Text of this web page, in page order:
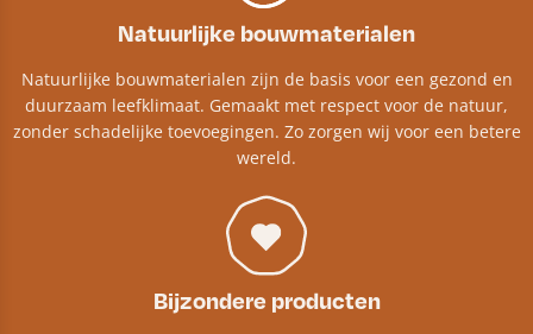
Natuurlijke bouwmaterialen
Natuurlijke bouwmaterialen zijn de basis voor een gezond en
duurzaam leefklimaat. Gemaakt met respect voor de natuur,
zonder schadelijke toevoegingen. Zo zorgen wij voor een betere
wereld.
Bijzondere producten